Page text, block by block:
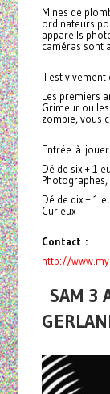
Mines de
ordinateurs
appareils
caméras sont
Il est vivement
Les premiers
Grimeur ou
zombie, vous
Entrée à jouer:
Dé de six + 1
Dé de dix + 1
Curieux
Contact :
http://
SAM 3